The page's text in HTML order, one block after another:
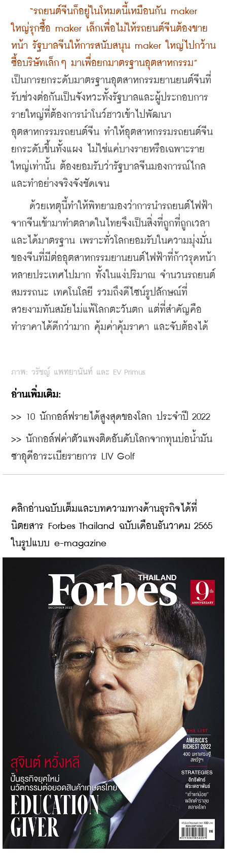
“รถยนต์จีนก็อยู่ในโหมดนี้เหมือนกัน maker
ใหญ่รุกซื้อ maker เล็กเพื่อไม่ให้รถยนต์จีนต้องขาย
หน้า รัฐบาลจีนให้การสนับสนุน maker ใหญ่ไปกว้าน
เป็นการยกระดับมาตรฐานอุตสาหกรรมยานยนต์จีนที่
รับช่วงต่อกันเป็นจังหวะทั้งรัฐบาลและผู้ประกอบการ
รายใหญ่ที่ต้องการนำโนว์ฮาวเข้าไปพัฒนา
อุตสาหกรรมรถยนต์จีน ทำให้อุตสาหกรรมรถยนต์จีน
ยกระดับขึ้นทั้งแผง ไม่ใช่แค่บางรายหรือเฉพาะราย
ใหญ่เท่านั้น ต้องยอมรับว่ารัฐบาลจีนมองการณ์ไกล
และทำอย่างจริงจังชัดเจน
ด้วยเหตุนี้ทำให้พิทยามองว่าการนำรถยนต์ไฟฟ้า
จากจีนเข้ามาทำตลาดในไทยจึงเป็นสิ่งที่ถูกที่ถูกเวลา
และได้มาตรฐาน เพราะทั่วโลกยอมรับในความมุ่งมั่น
ของจีนที่มีต่ออุตสาหกรรมยานยนต์ไฟฟ้าที่ก้าวรุดหน้า
หลายประเทศไปมาก ทั้งในแง่ปริมาณ จำนวนรถยนต์
สมรรถนะ เทคโนโลยี รวมถึงดีไซน์รูปลักษณ์ที่
สวยงามทันสมัยไม่แพ้โลกตะวันตก แต่ที่สำคัญคือ
ทำราคาได้ดีกว่ามาก คุ้มค่าคุ้มราคา และจับต้องได้
ภาพ: วรัชญ์ แพทยานันท์ และ EV Primus
อ่านเพิ่มเติม:
>> 10 นักกอล์ฟรายได้สูงสุดของโลก ประจำปี 2022
>> นักกอล์ฟค่าตัวแพงติดอันดับโลกจากทุนบ่อน้ำมัน
ซาอุดีอาระเบียรายการ LIV Golf
คลิกอ่านฉบับเต็มและบทความทางด้านธุรกิจได้ที่
นิตยสาร Forbes Thailand ฉบับเดือนธันวาคม 2565
ในรูปแบบ e-magazine